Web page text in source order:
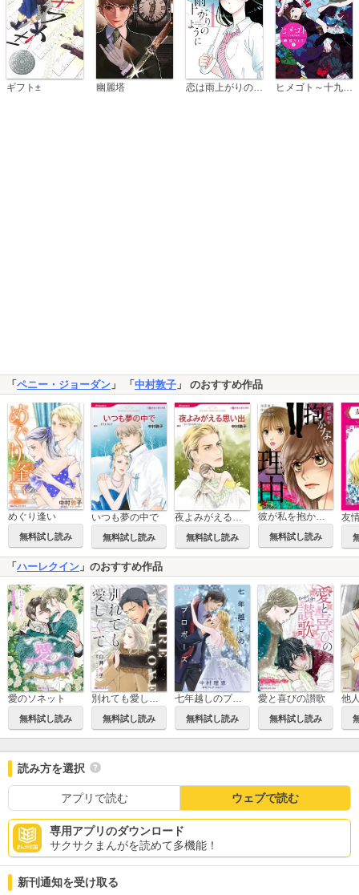
ギフト± 幽麗塔 恋は雨上がりのように ヒメゴト～十九歳の制服～
「 ペニー・ジョーダン 」 「 中村敦子 」 のおすすめ作品
めぐり逢い
無料試し読み
いつも夢の中で
無料試し読み 無料試し読み
彼が私を抱かない理由
無料試し読み
「ハーレクイン 」のおすすめ作品
愛のソネット
無料試し読み 無料試し読み
七年越しのプロポーズ
無料試し読み
愛と喜びの讃歌
無料試し読み
他
読み方を選択
アプリで読む ウェブで読む
専用アプリのダウンロード
サクサクまんがを読めて多機能！
新刊通知を受け取る